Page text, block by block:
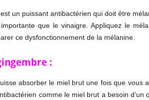
un puissant antibactérien qui doit être
que le vinaigre. Appliquez le
ce dysfonctionnement de la mélanine.
:
absorber le miel brut une fois que vous
comme le miel brut a besoin d’un